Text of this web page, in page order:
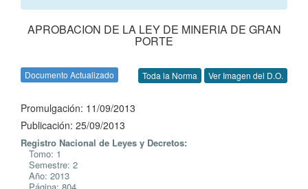
APROBACION DE LA LEY DE MINERIA DE GRAN
PORTE
Documento Actualizado Toda la Norma Ver Imagen del D.O.
Promulgación: 11/09/2013
Publicación: 25/09/2013
Registro Nacional de Leyes y Decretos:
Tomo: 1
Semestre: 2
Año: 2013